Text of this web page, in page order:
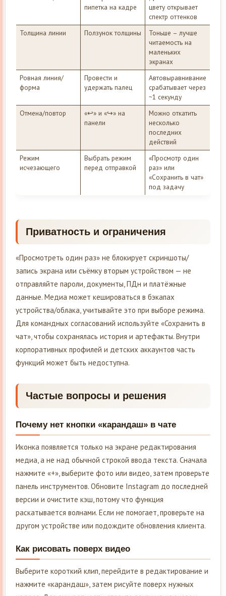
пипетка на кадре
цвету открывает
спектр оттенков
Толщина линии
Ползунок толщины
Тоньше – лучше
читаемость на
маленьких
экранах
Ровная линия/
форма
Провести и
удержать палец
Автовыравнивание
срабатывает через
~1 секунду
Отмена/повтор
«↩︎» и «↪︎» на
панели
Можно откатить
несколько
последних
действий
Режим
исчезающего
Выбрать режим
перед отправкой
«Просмотр один
раз» или
«Сохранить в чат»
под задачу
Приватность и ограничения
«Просмотреть один раз» не блокирует скриншоты/
запись экрана или съёмку вторым устройством — не
отправляйте пароли, документы, ПДн и платёжные
данные. Медиа может кешироваться в бэкапах
устройства/облака, учитывайте это при выборе режима.
Для командных согласований используйте «Сохранить в
чат», чтобы сохранялась история и артефакты. Внутри
корпоративных профилей и детских аккаунтов часть
функций может быть недоступна.
Частые вопросы и решения
Почему нет кнопки «карандаш» в чате
Иконка появляется только на экране редактирования
медиа, а не над обычной строкой ввода текста. Сначала
нажмите «+», выберите фото или видео, затем проверьте
панель инструментов. Обновите Instagram до последней
версии и очистите кэш, потому что функция
раскатывается волнами. Если не помогает, проверьте на
другом устройстве или подождите обновления клиента.
Как рисовать поверх видео
Выберите короткий клип, перейдите в редактирование и
нажмите «карандаш», затем рисуйте поверх нужных